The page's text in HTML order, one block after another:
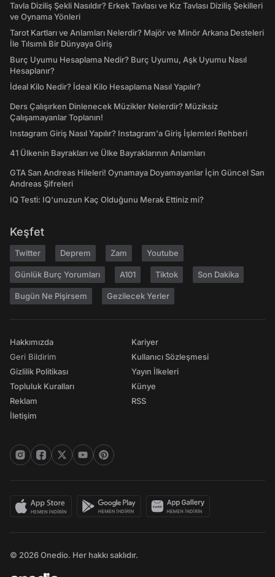
Tavla Diziliş Şekli Nasıldır? Erkek Tavlası ve Kız Tavlası Diziliş Şekilleri
ve Oynama Yönleri
Tarot Kartları ve Anlamları Nelerdir? Majör ve Minör Arkana Desteleri
İle Tılsımlı Bir Dünyaya Giriş
Burç Uyumu Hesaplama Nedir? Burç Uyumu, Aşk Uyumu Nasıl
Hesaplanır?
İdeal Kilo Nedir? İdeal Kilo Hesaplama Nasıl Yapılır?
Ders Çalışırken Dinlenecek Müzikler Nelerdir? Müziksiz
Çalışamayanlar Toplanın!
Instagram Giriş Nasıl Yapılır? Instagram'a Giriş İşlemleri Rehberi
41 Ülkenin Bayrakları ve Ülke Bayraklarının Anlamları
GTA San Andreas Hileleri! Oynamaya Doyamayanlar İçin Güncel San
Andreas Şifreleri
IQ Testi: IQ'unuzun Kaç Olduğunu Merak Ettiniz mi?
Keşfet
Twitter Deprem Zam Youtube
Günlük Burç Yorumları A101 Tiktok Son Dakika
Bugün Ne Pişirsem Gezilecek Yerler
Hakkımızda
Geri Bildirim
Gizlilik Politikası
Topluluk Kuralları
Reklam
İletişim
Kariyer
Kullanıcı Sözleşmesi
Yayın İlkeleri
Künye
RSS
© 2026 Onedio. Her hakkı saklıdır.